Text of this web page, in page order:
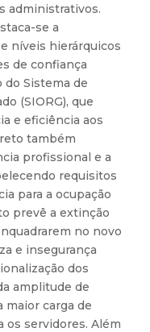
administrativos.
se a
níveis hierárquicos
de confiança
do Sistema de
(SIORG), que
e eficiência aos
também
profissional e a
requisitos
para a ocupação
prevê a extinção
no novo
e insegurança
dos
amplitude de
maior carga de
os servidores. Além